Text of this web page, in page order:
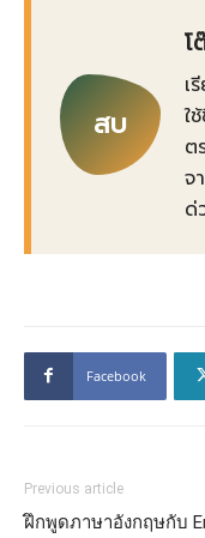
สบ
โ
เ
ใ
ต
จ
ด่
Facebook
Previous article
ฝึกพูดภาษาอังกฤษกับ